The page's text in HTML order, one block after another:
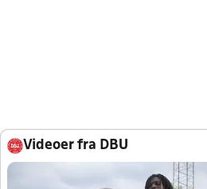
Videoer fra DBU